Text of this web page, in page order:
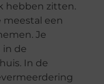
hebben zitten.
een
Je
de
In de